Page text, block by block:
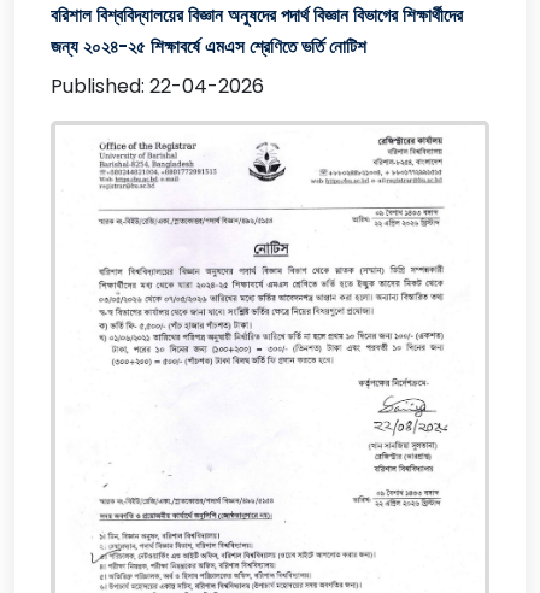
বরিশাল বিশ্ববিদ্যালয়ের বিজ্ঞান অনুষদের পদার্থ বিজ্ঞান বিভাগের শিক্ষার্থীদের
জন্য ২০২৪-২৫ শিক্ষাবর্ষে এমএস শ্রেণিতে ভর্তি নোটিশ
Published: 22-04-2026